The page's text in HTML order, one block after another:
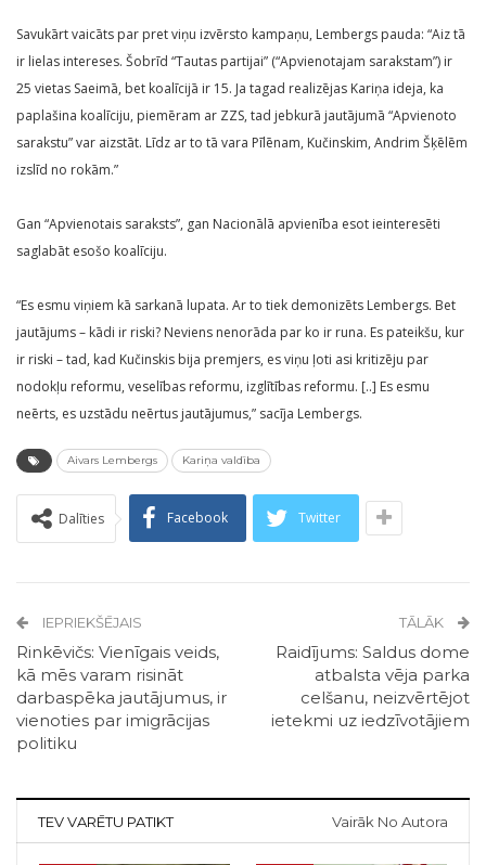
Savukārt vaicāts par pret viņu izvērsto kampaņu, Lembergs pauda: “Aiz tā
ir lielas intereses. Šobrīd “Tautas partijai” (“Apvienotajam sarakstam”) ir
25 vietas Saeimā, bet koalīcijā ir 15. Ja tagad realizējas Kariņa ideja, ka
paplašina koalīciju, piemēram ar ZZS, tad jebkurā jautājumā “Apvienoto
sarakstu” var aizstāt. Līdz ar to tā vara Pīlēnam, Kučinskim, Andrim Šķēlēm
izslīd no rokām.”
Gan “Apvienotais saraksts”, gan Nacionālā apvienība esot ieinteresēti
saglabāt esošo koalīciju.
“Es esmu viņiem kā sarkanā lupata. Ar to tiek demonizēts Lembergs. Bet
jautājums – kādi ir riski? Neviens nenorāda par ko ir runa. Es pateikšu, kur
ir riski – tad, kad Kučinskis bija premjers, es viņu ļoti asi kritizēju par
nodokļu reformu, veselības reformu, izglītības reformu. [..] Es esmu
neērts, es uzstādu neērtus jautājumus,” sacīja Lembergs.
Aivars Lembergs Kariņa valdība
Dalīties Facebook Twitter
IEPRIEKŠĒJAIS
Rinkēvičs: Vienīgais veids,
kā mēs varam risināt
darbaspēka jautājumus, ir
vienoties par imigrācijas
politiku
TĀLĀK
Raidījums: Saldus dome
atbalsta vēja parka
celšanu, neizvērtējot
ietekmi uz iedzīvotājiem
TEV VARĒTU PATIKT Vairāk No Autora